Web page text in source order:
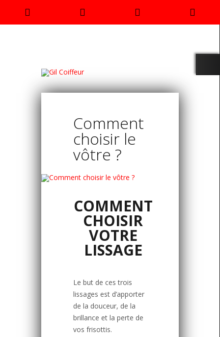
Comment
choisir le
vôtre ?
COMMENT
CHOISIR
VOTRE
LISSAGE
Le but de ces trois
lissages est d’apporter
de la douceur, de la
brillance et la perte de
vos frisottis.